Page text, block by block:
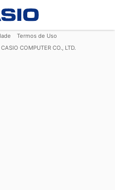
Termos de Uso
CASIO COMPUTER CO., LTD.